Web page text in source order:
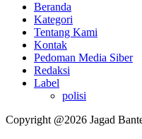
Beranda
Kategori
Tentang Kami
Kontak
Pedoman Media Siber
Redaksi
Label
polisi
Copyright @2026 Jagad